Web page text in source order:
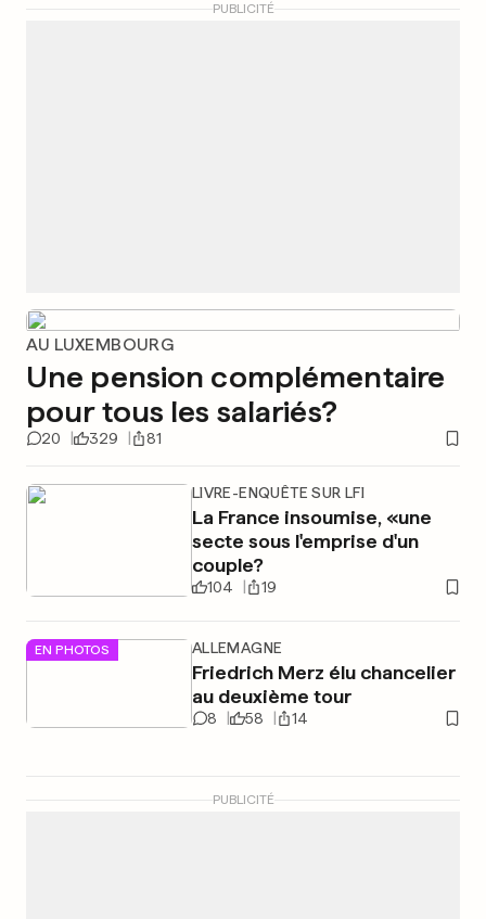
PUBLICITÉ
AU LUXEMBOURG
Une pension complémentaire
pour tous les salariés?
20 329 81
LIVRE-ENQUÊTE SUR LFI
La France insoumise, «une
secte sous l'emprise d'un
couple?
104 19
EN PHOTOS ALLEMAGNE
Friedrich Merz élu chancelier
au deuxième tour
8 58 14
PUBLICITÉ